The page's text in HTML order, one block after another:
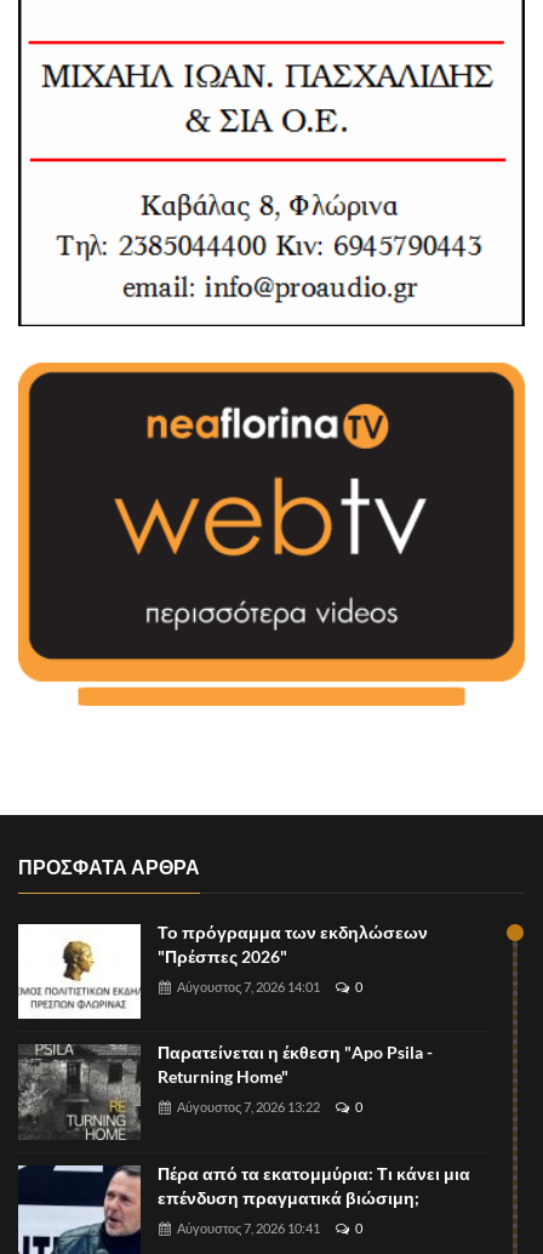
ΠΡΟΣΦΑΤΑ ΑΡΘΡΑ
Το πρόγραμμα των εκδηλώσεων
"Πρέσπες 2026"
Αύγουστος 7, 2026 14:01 0
Παρατείνεται η έκθεση "Apo Psila -
Returning Home"
Αύγουστος 7, 2026 13:22 0
Πέρα από τα εκατομμύρια: Τι κάνει μια
επένδυση πραγματικά βιώσιμη;
Αύγουστος 7, 2026 10:41 0